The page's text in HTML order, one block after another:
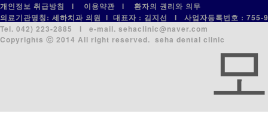
개인정보 취급방침 l 이용약관 l 환자의 권리와 의무
의료기관명칭: 세하치과 의원 l 대표자 : 김지선 l 사업자등록번호 :
Tel. 042) 223-2885 l e-mail. sehaclinic@naver.com
Copyrights ⓒ 2014 All right reserved. seha dental clinic